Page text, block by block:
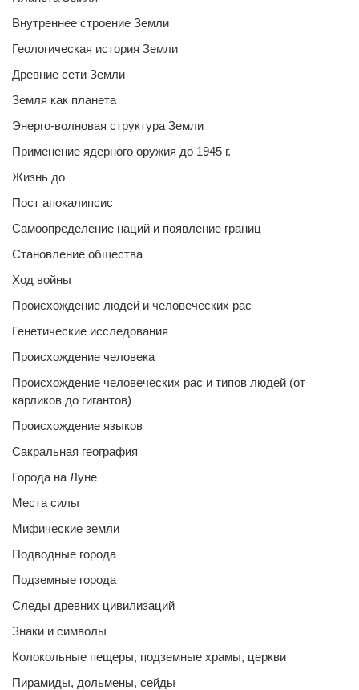
Внутреннее строение Земли
Геологическая история Земли
Древние сети Земли
Земля как планета
Энерго-волновая структура Земли
Применение ядерного оружия до 1945 г.
Жизнь до
Пост апокалипсис
Самоопределение наций и появление границ
Становление общества
Ход войны
Происхождение людей и человеческих рас
Генетические исследования
Происхождение человека
Происхождение человеческих рас и типов людей (от
карликов до гигантов)
Происхождение языков
Сакральная география
Города на Луне
Места силы
Мифические земли
Подводные города
Подземные города
Следы древних цивилизаций
Знаки и символы
Колокольные пещеры, подземные храмы, церкви
Пирамиды, дольмены, сейды